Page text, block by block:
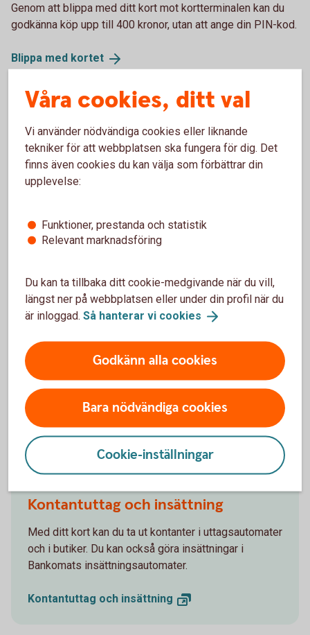
Genom att blippa med ditt kort mot kortterminalen kan du
godkänna köp upp till 400 kronor, utan att ange din PIN-kod.
Blippa med kortet
Om du blivit av med ditt kort är det viktigt att agera snabbt.
Antingen kan du spärra och ersätta kortet eller stänga det
Spärra
Stänga korttillfälligt
Fler tjänster kopplade till ditt kort
Kontantuttag och insättning
Med ditt kort kan du ta ut kontanter i uttagsautomater
och i butiker. Du kan också göra insättningar i
Bankomats insättningsautomater.
Kontantuttag och insättning
Våra cookies, ditt val
Vi använder nödvändiga cookies eller liknande
tekniker för att webbplatsen ska fungera för dig. Det
finns även cookies du kan välja som förbättrar din
upplevelse:
Funktioner, prestanda och statistik
Relevant marknadsföring
Du kan ta tillbaka ditt cookie-medgivande när du vill,
längst ner på webbplatsen eller under din profil när du
är inloggad. Så hanterar vi cookies
Godkänn alla cookies
Bara nödvändiga cookies
Cookie-inställningar